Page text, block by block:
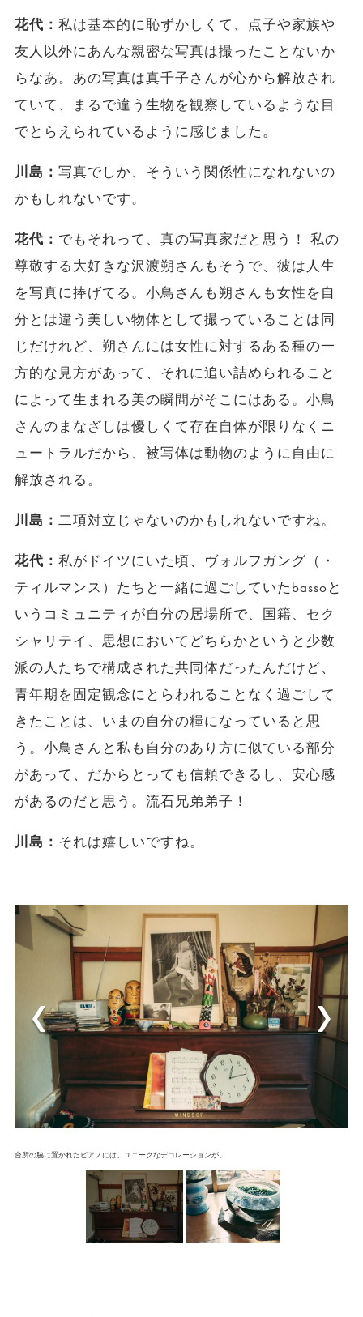
花代： 私は基本的に恥ずかしくて、点子や家族や
友人以外にあんな親密な写真は撮ったことないか
らなあ。あの写真は真千子さんが心から解放され
ていて、まるで違う生物を観察しているような目
でとらえられているように感じました。
川島： 写真でしか、そういう関係性になれないの
かもしれないです。
花代： でもそれって、真の写真家だと思う！ 私の
尊敬する大好きな沢渡朔さんもそうで、彼は人生
を写真に捧げてる。小鳥さんも朔さんも女性を自
分とは違う美しい物体として撮っていることは同
じだけれど、朔さんには女性に対するある種の一
方的な見方があって、それに追い詰められること
によって生まれる美の瞬間がそこにはある。小鳥
さんのまなざしは優しくて存在自体が限りなくニ
ュートラルだから、被写体は動物のように自由に
解放される。
川島： 二項対立じゃないのかもしれないですね。
花代： 私がドイツにいた頃、ヴォルフガング（・
ティルマンス）たちと一緒に過ごしていたbassoと
いうコミュニティが自分の居場所で、国籍、セク
シャリテイ、思想においてどちらかというと少数
派の人たちで構成された共同体だったんだけど、
青年期を固定観念にとらわれることなく過ごして
きたことは、いまの自分の糧になっていると思
う。小鳥さんと私も自分のあり方に似ている部分
があって、だからとっても信頼できるし、安心感
があるのだと思う。流石兄弟弟子！
川島： それは嬉しいですね。
台所の脇に置かれたピアノには、ユニークなデコレーションが。